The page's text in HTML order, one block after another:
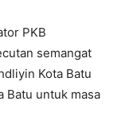
PKB
semangat
Kota Batu
Batu untuk masa